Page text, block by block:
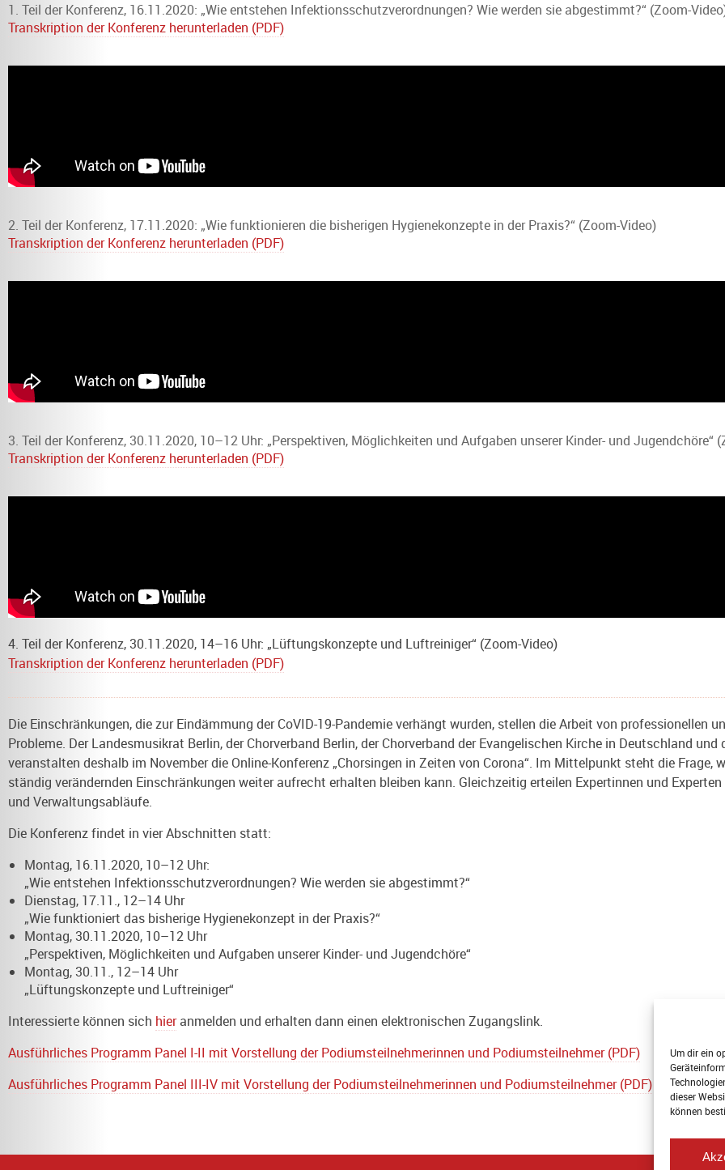
Um dir ein
dieser
können
1. Teil der Konferenz, 16.11.2020: „Wie entstehen Infektionsschutzverordnungen? Wie werden sie abgestimmt?“ (Zoom-
Transkription der Konferenz herunterladen (PDF)
2. Teil der Konferenz, 17.11.2020: „Wie funktionieren die bisherigen Hygienekonzepte in der Praxis?“ (Zoom-Video)
Transkription der Konferenz herunterladen (PDF)
3. Teil der Konferenz, 30.11.2020, 10–12 Uhr: „Perspektiven, Möglichkeiten und Aufgaben unserer Kinder- und Jugendchöre“
Transkription der Konferenz herunterladen (PDF)
4. Teil der Konferenz, 30.11.2020, 14–16 Uhr: „Lüftungskonzepte und Luftreiniger“ (Zoom-Video)
Transkription der Konferenz herunterladen (PDF)
Die Einschränkungen, die zur Eindämmung der CoVID-19-Pandemie verhängt wurden, stellen die Arbeit von professionellen
Probleme. Der Landesmusikrat Berlin, der Chorverband Berlin, der Chorverband der Evangelischen Kirche in Deutschland
veranstalten deshalb im November die Online-Konferenz „Chorsingen in Zeiten von Corona“. Im Mittelpunkt steht die Frage,
ständig verändernden Einschränkungen weiter aufrecht erhalten bleiben kann. Gleichzeitig erteilen Expertinnen und
und Verwaltungsabläufe.
Die Konferenz findet in vier Abschnitten statt:
Montag, 16.11.2020, 10–12 Uhr:
„Wie entstehen Infektionsschutzverordnungen? Wie werden sie abgestimmt?“
Dienstag, 17.11., 12–14 Uhr
„Wie funktioniert das bisherige Hygienekonzept in der Praxis?“
Montag, 30.11.2020, 10–12 Uhr
„Perspektiven, Möglichkeiten und Aufgaben unserer Kinder- und Jugendchöre“
Montag, 30.11., 12–14 Uhr
„Lüftungskonzepte und Luftreiniger“
Interessierte können sich hieranmelden und erhalten dann einen elektronischen Zugangslink.
Ausführliches Programm Panel I-II mit Vorstellung der Podiumsteilnehmerinnen und Podiumsteilnehmer (PDF)
Ausführliches Programm Panel III-IV mit Vorstellung der Podiumsteilnehmerinnen und Podiumsteilnehmer (PDF)